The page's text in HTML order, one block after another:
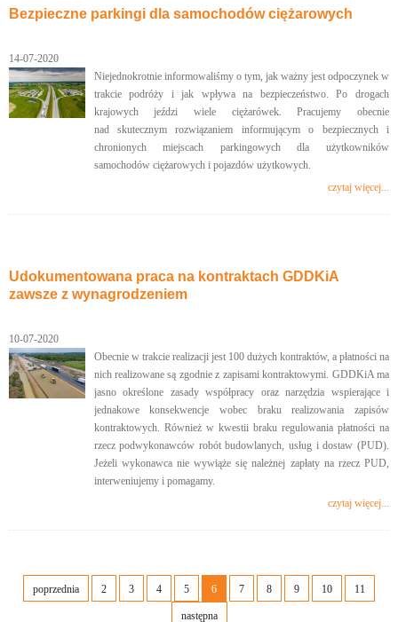
Bezpieczne parkingi dla samochodów ciężarowych
14-07-2020
Niejednokrotnie informowaliśmy o tym, jak ważny jest odpoczynek w
trakcie podróży i jak wpływa na bezpieczeństwo. Po drogach
krajowych jeździ wiele ciężarówek. Pracujemy obecnie
nad skutecznym rozwiązaniem informującym o bezpiecznych i
chronionych miejscach parkingowych dla użytkowników
samochodów ciężarowych i pojazdów użytkowych.
czytaj więcej...
Udokumentowana praca na kontraktach GDDKiA
zawsze z wynagrodzeniem
10-07-2020
Obecnie w trakcie realizacji jest 100 dużych kontraktów, a płatności na
nich realizowane są zgodnie z zapisami kontraktowymi. GDDKiA ma
jasno określone zasady współpracy oraz narzędzia wspierające i
jednakowe konsekwencje wobec braku realizowania zapisów
kontraktowych. Również w kwestii braku regulowania płatności na
rzecz podwykonawców robót budowlanych, usług i dostaw (PUD).
Jeżeli wykonawca nie wywiąże się należnej zapłaty na rzecz PUD,
interweniujemy i pomagamy.
czytaj więcej...
poprzednia 2 3 4 5 6 7 8 9 10 11
następna